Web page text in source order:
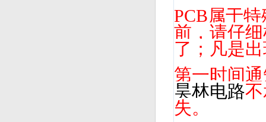
PCB属于
前，请仔
了；凡是
第一时间
昊林电路
失。